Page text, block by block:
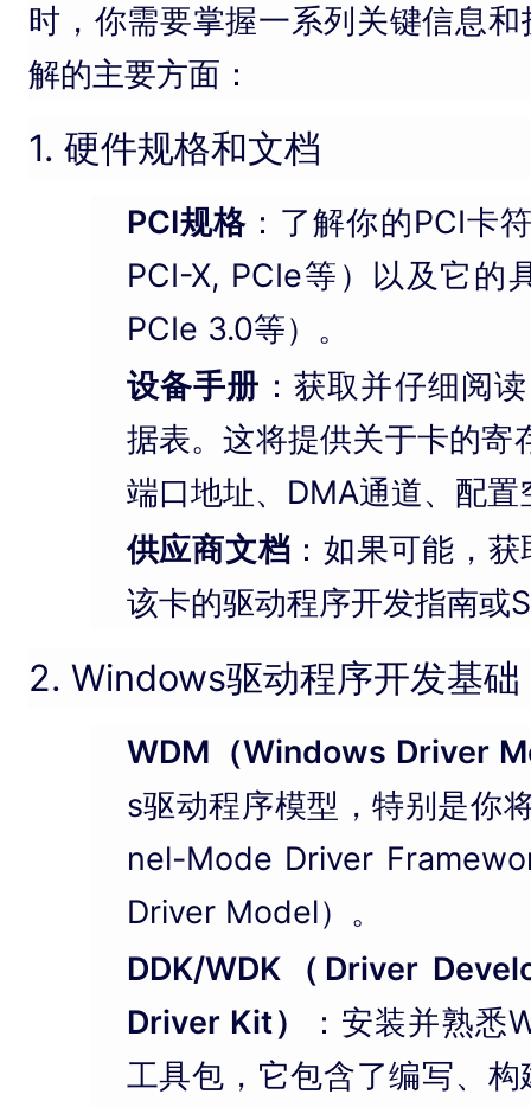
时，你需要掌握一系列关键信息
解的主要方面：
1. 硬件规格和文档
PCI规格 ：了解你的PCI卡
PCI-X, PCIe等）以及它的
PCIe 3.0等）。
设备手册 ：获取并仔细阅
据表。这将提供关于卡的寄
端口地址、DMA通道、配
供应商文档 ：如果可能，
该卡的驱动程序开发指南或
2. Windows驱动程序开发基础
WDM（Windows Driver
s驱动程序模型，特别是你
nel-Mode Driver
Driver Model）。
DDK/WDK（Driver
Driver Kit）
：安装并熟悉
工具包，它包含了编写、